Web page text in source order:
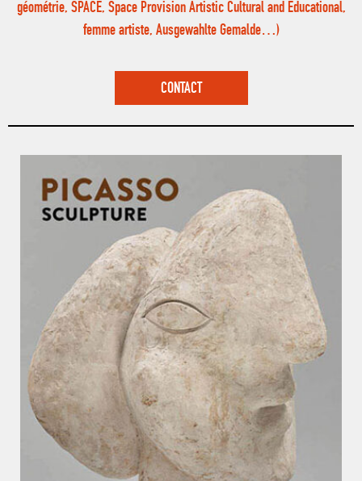
géométrie, SPACE, Space Provision Artistic Cultural and Educational,
femme artiste, Ausgewahlte Gemalde…)
CONTACT